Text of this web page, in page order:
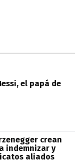
el papá de
crean
indemnizar y
aliados